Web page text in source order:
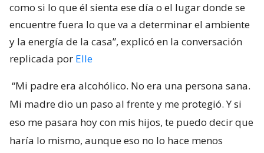
como si lo que él sienta ese día o el lugar donde se
encuentre fuera lo que va a determinar el ambiente
y la energía de la casa”, explicó en la conversación
replicada por Elle
“Mi padre era alcohólico. No era una persona sana.
Mi madre dio un paso al frente y me protegió. Y si
eso me pasara hoy con mis hijos, te puedo decir que
haría lo mismo, aunque eso no lo hace menos